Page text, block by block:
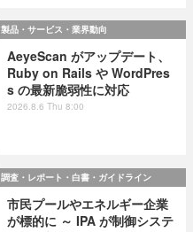
製品・サービス・業界動向
AeyeScan がアップデート、
Ruby on Rails や WordPres
s の最新脆弱性に対応
2026.8.6 Thu 8:00
調査・レポート・白書・ガイドライン
市民プールやエネルギー企業
が標的に ～ IPA が制御システ